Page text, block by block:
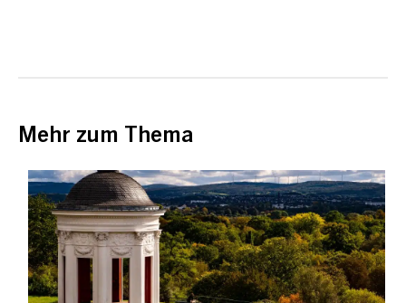
Mehr zum Thema